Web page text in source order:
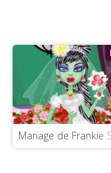
Mariage de Frankie